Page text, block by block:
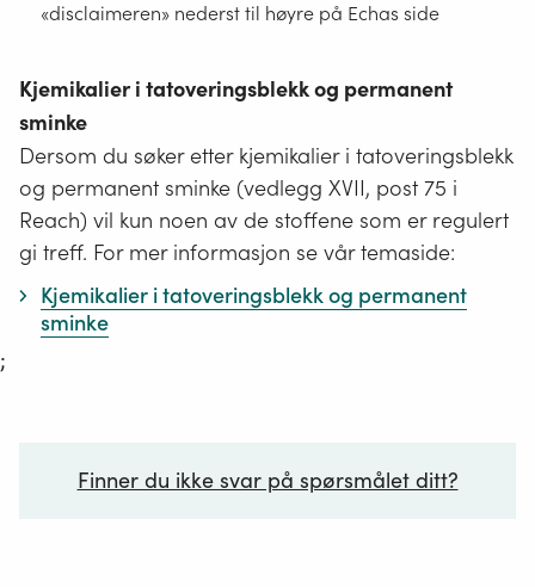
«disclaimeren» nederst til høyre på Echas side
Kjemikalier i tatoveringsblekk og permanent
sminke
Dersom du søker etter kjemikalier i tatoveringsblekk
og permanent sminke (vedlegg XVII, post 75 i
Reach) vil kun noen av de stoffene som er regulert
gi treff. For mer informasjon se vår temaside:
Kjemikalier i tatoveringsblekk og permanent
sminke
;
Finner du ikke svar på spørsmålet ditt?